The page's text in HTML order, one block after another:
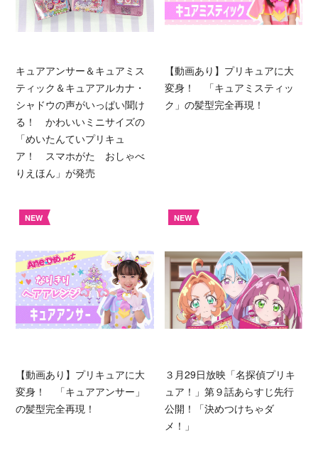
キュアアンサー＆キュアミス
ティック＆キュアアルカナ・
シャドウの声がいっぱい聞け
る！ かわいいミニサイズの
「めいたんていプリキュ
ア！ スマホがた おしゃべ
りえほん」が発売
【動画あり】プリキュアに大
変身！ 「キュアミスティッ
ク」の髪型完全再現！
NEW
【動画あり】プリキュアに大
変身！ 「キュアアンサー」
の髪型完全再現！
NEW
３月29日放映「名探偵プリキ
ュア！」第９話あらすじ先行
公開！「決めつけちゃダ
メ！」